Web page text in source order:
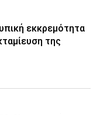
εκκρεμότητα
της